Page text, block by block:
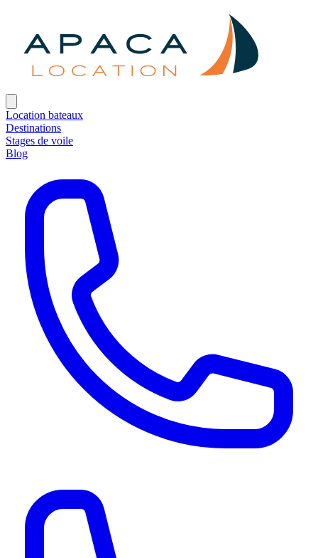
Location bateaux
Destinations
Stages de voile
Blog